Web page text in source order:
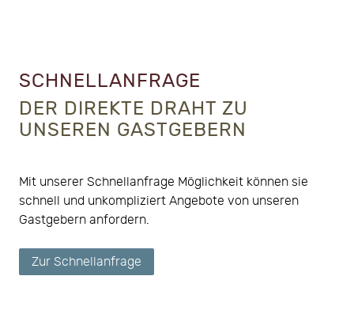
SCHNELLANFRAGE
DER DIREKTE DRAHT ZU
UNSEREN GASTGEBERN
Mit unserer Schnellanfrage Möglichkeit können sie
schnell und unkompliziert Angebote von unseren
Gastgebern anfordern.
Zur Schnellanfrage